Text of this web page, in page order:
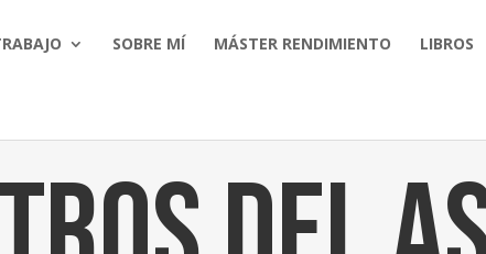
SOBRE MÍ MÁSTER RENDIMIENTO LIBROS